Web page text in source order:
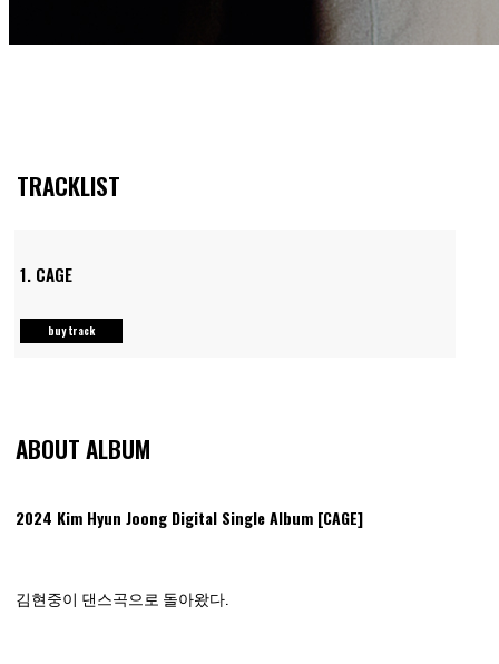
TRACKLIST
1. CAGE
buy track
ABOUT ALBUM
2024 Kim Hyun Joong Digital Single Album [CAGE]
김현중이 댄스곡으로 돌아왔다.